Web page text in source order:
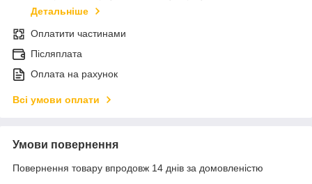
Детальніше
Оплатити частинами
Післяплата
Оплата на рахунок
Всі умови оплати
Умови повернення
Повернення товару впродовж 14 днів за домовленістю